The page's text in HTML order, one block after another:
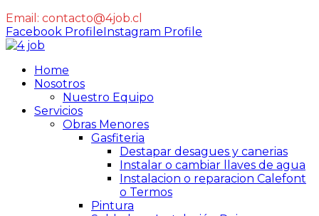
Email: contacto@4job.cl
Facebook ProfileInstagram Profile
Home
Nosotros
Nuestro Equipo
Servicios
Obras Menores
Gasfiteria
Destapar desagues y canerias
Instalar o cambiar llaves de agua
Instalacion o reparacion Calefont
o Termos
Pintura